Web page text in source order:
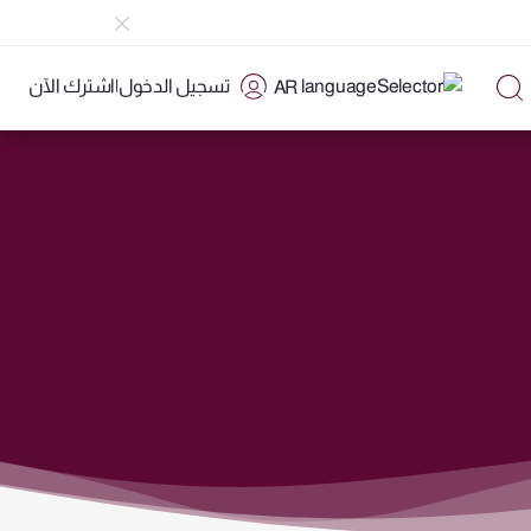
AR تسجيل الدخول|اشترك الآن